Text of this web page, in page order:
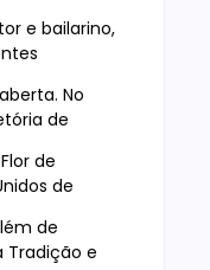
e bailarino,
No
de
de
de
de
Tradição e